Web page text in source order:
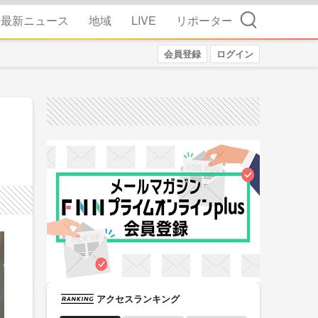
最新ニュース 地域 LIVE リポーター 検索
会員登録 ログイン
アクセスランキング